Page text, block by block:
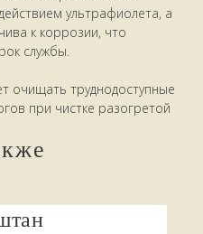
ультрафиолета, а
к коррозии, что
службы.
очищать труднодоступные
при чистке разогретой